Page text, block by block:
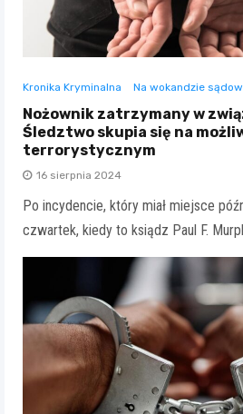
Kronika Kryminalna Na wokandzie
Nożownik zatrzymany w
Śledztwo skupia się na
terrorystycznym
16 sierpnia 2024
Po incydencie, który miał miejsce
czwartek, kiedy to ksiądz Paul F.